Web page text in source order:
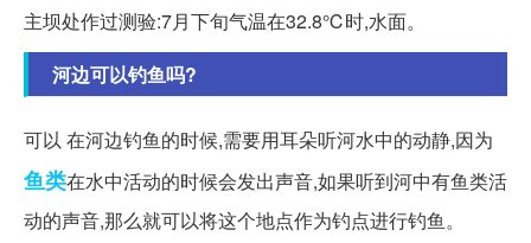
主坝处作过测验:7月下旬气温在32.8℃时,水面。
河边可以钓鱼吗?
可以 在河边钓鱼的时候,需要用耳朵听河水中的动静,因为
鱼类在水中活动的时候会发出声音,如果听到河中有鱼类活
动的声音,那么就可以将这个地点作为钓点进行钓鱼。